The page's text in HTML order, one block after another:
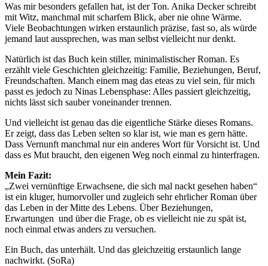
Was mir besonders gefallen hat, ist der Ton. Anika Decker schreibt
mit Witz, manchmal mit scharfem Blick, aber nie ohne Wärme.
Viele Beobachtungen wirken erstaunlich präzise, fast so, als würde
jemand laut aussprechen, was man selbst vielleicht nur denkt.
Natürlich ist das Buch kein stiller, minimalistischer Roman. Es
erzählt viele Geschichten gleichzeitig: Familie, Beziehungen, Beruf,
Freundschaften. Manch einem mag das eteas zu viel sein, für mich
passt es jedoch zu Ninas Lebensphase: Alles passiert gleichzeitig,
nichts lässt sich sauber voneinander trennen.
Und vielleicht ist genau das die eigentliche Stärke dieses Romans.
Er zeigt, dass das Leben selten so klar ist, wie man es gern hätte.
Dass Vernunft manchmal nur ein anderes Wort für Vorsicht ist. Und
dass es Mut braucht, den eigenen Weg noch einmal zu hinterfragen.
Mein Fazit:
„Zwei vernünftige Erwachsene, die sich mal nackt gesehen haben“
ist ein kluger, humorvoller und zugleich sehr ehrlicher Roman über
das Leben in der Mitte des Lebens. Über Beziehungen,
Erwartungen und über die Frage, ob es vielleicht nie zu spät ist,
noch einmal etwas anders zu versuchen.
Ein Buch, das unterhält. Und das gleichzeitig erstaunlich lange
nachwirkt. (SoRa)